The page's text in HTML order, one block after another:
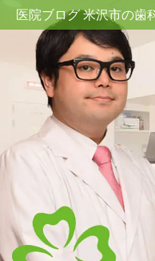
医院ブログ 米沢市の歯